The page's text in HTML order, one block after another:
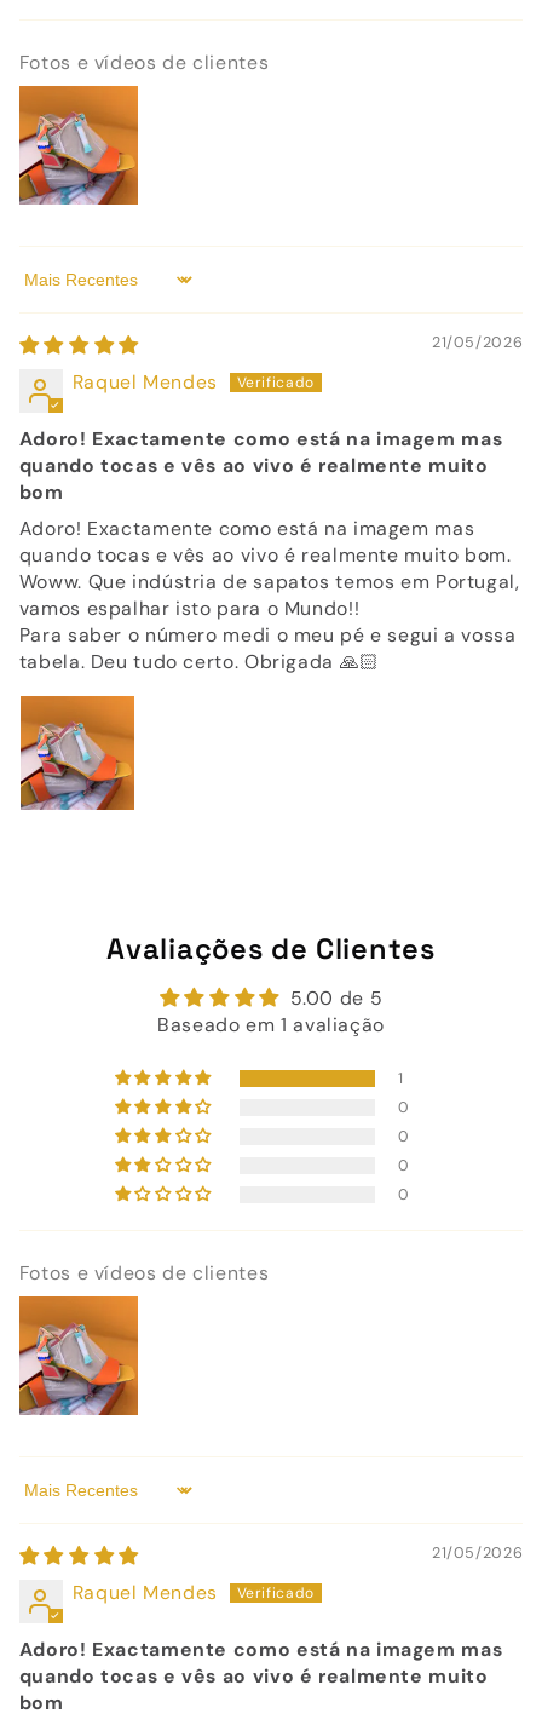
Fotos e vídeos de clientes
Sort by
21/05/2026
Raquel Mendes
Adoro! Exactamente como está na imagem mas
quando tocas e vês ao vivo é realmente muito
bom
Adoro! Exactamente como está na imagem mas
quando tocas e vês ao vivo é realmente muito bom.
Woww. Que indústria de sapatos temos em Portugal,
vamos espalhar isto para o Mundo!!
Para saber o número medi o meu pé e segui a vossa
tabela. Deu tudo certo. Obrigada 🙏🏻
Avaliações de Clientes
5.00 de 5
Baseado em 1 avaliação
1
0
0
0
0
Fotos e vídeos de clientes
Sort by
21/05/2026
Raquel Mendes
Adoro! Exactamente como está na imagem mas
quando tocas e vês ao vivo é realmente muito
bom